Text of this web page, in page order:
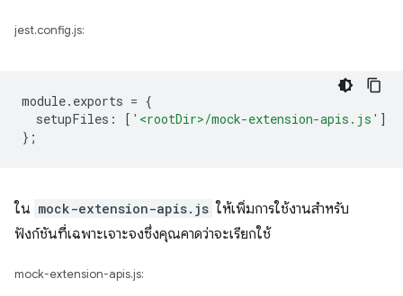
jest.config.js:
module. exports = {
setupFiles : [ '<rootDir>/mock-extension-apis.js' ]
};
ใน mock-extension-apis.js ให้เพิ่มการใช้งานสําหรับ
ฟังก์ชันที่เฉพาะเจาะจงซึ่งคุณคาดว่าจะเรียกใช้
mock-extension-apis.js: